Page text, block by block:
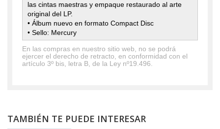
las cintas maestras y empaque restaurado al arte
original del LP.
• Álbum nuevo en formato Compact Disc
• Sello: Mercury
En las compras en nuestro sitio web, no se podrá
ejercer el derecho de retracto, en conformidad con el
artículo 3º bis, letra B, de la Ley nº19.496.
TAMBIÉN TE PUEDE INTERESAR